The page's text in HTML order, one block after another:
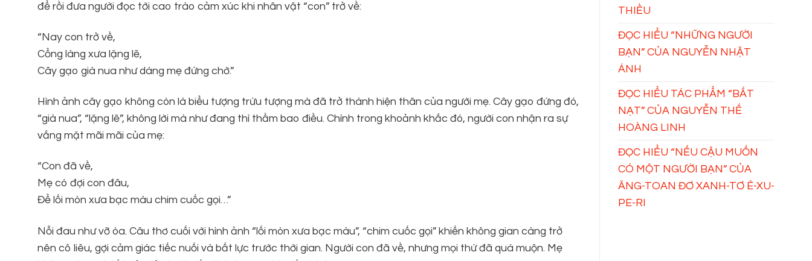
để rồi đưa người đọc tới cao trào cảm xúc khi nhân vật “con” trở về:
“Nay con trở về,
Cổng làng xưa lặng lẽ,
Cây gạo già nua như dáng mẹ đứng chờ.”
Hình ảnh cây gạo không còn là biểu tượng trừu tượng mà đã trở thành hiện thân của người mẹ. Cây gạo đứng đó,
“già nua”, “lặng lẽ”, không lời mà như đang thì thầm bao điều. Chính trong khoảnh khắc đó, người con nhận ra sự
vắng mặt mãi mãi của mẹ:
“Con đã về,
Mẹ có đợi con đâu,
Để lối mòn xưa bạc màu chim cuốc gọi…”
Nỗi đau như vỡ òa. Câu thơ cuối với hình ảnh “lối mòn xưa bạc màu”, “chim cuốc gọi” khiến không gian càng trở
nên cô liêu, gợi cảm giác tiếc nuối và bất lực trước thời gian. Người con đã về, nhưng mọi thứ đã quá muộn. Mẹ
THIỀU
ĐỌC HIỂU “NHỮNG NGƯỜI
BẠN” CỦA NGUYỄN NHẬT
ÁNH
ĐỌC HIỂU TÁC PHẨM “BẮT
NẠT” CỦA NGUYỄN THẾ
HOÀNG LINH
ĐỌC HIỂU “NẾU CẬU MUỐN
CÓ MỘT NGƯỜI BẠN” CỦA
ĂNG-TOAN ĐƠ XANH-TƠ Ê-XU-
PE-RI